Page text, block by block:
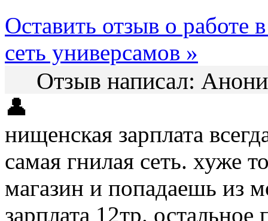
Оставить отзыв о работе
сеть универсамов »
Отзыв написал:
👤
нищенская зарплата
самая гнилая сеть. хуже
магазин и попадаешь из
зарплата 12тр.